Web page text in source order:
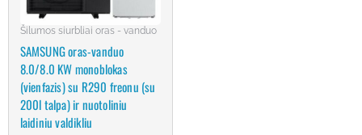
Šilumos siurbliai oras - vanduo
SAMSUNG oras-vanduo
8.0/8.0 KW monoblokas
(vienfazis) su R290 freonu (su
200l talpa) ir nuotoliniu
laidiniu valdikliu